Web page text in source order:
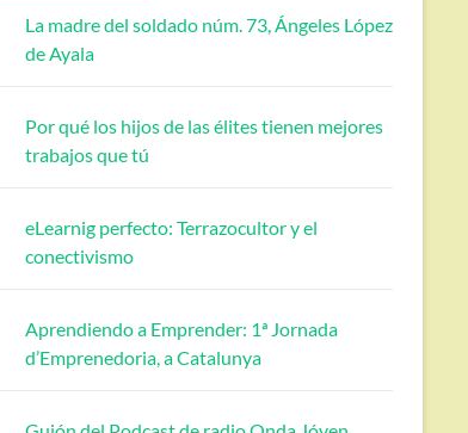
La madre del soldado núm. 73, Ángeles López
de Ayala
Por qué los hijos de las élites tienen mejores
trabajos que tú
eLearnig perfecto: Terrazocultor y el
conectivismo
Aprendiendo a Emprender: 1ª Jornada
d’Emprenedoria, a Catalunya